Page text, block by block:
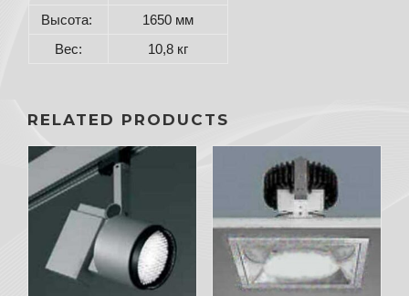
Высота:
1650 мм
Вес:
10,8 кг
RELATED PRODUCTS